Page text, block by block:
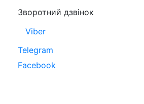
Зворотний дзвінок
Viber
Telegram
Facebook